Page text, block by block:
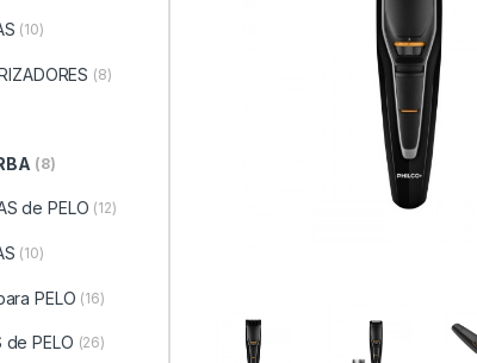
(10)
(8)
(8)
de PELO (12)
(10)
PELO (16)
de PELO (26)